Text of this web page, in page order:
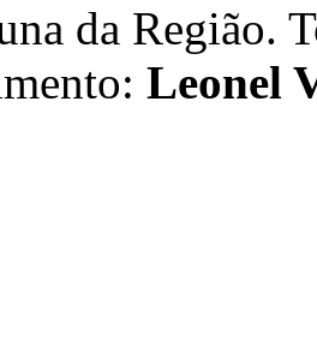
da Região.
Leonel